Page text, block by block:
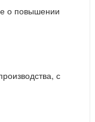
о повышении
с